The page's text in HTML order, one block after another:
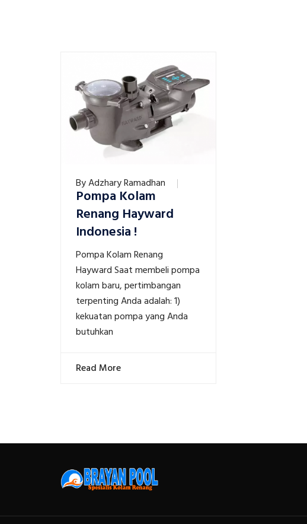
ByAdzhary Ramadhan
Pompa Kolam
Renang Hayward
Indonesia !
Pompa Kolam Renang
Hayward Saat membeli pompa
kolam baru, pertimbangan
terpenting Anda adalah: 1)
kekuatan pompa yang Anda
butuhkan
Read More